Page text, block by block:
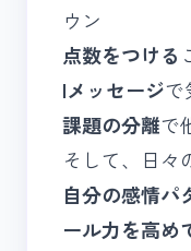
ウン
点数をつける
Iメッセージで
課題の分離で
そして、日々
自分の感情パ
ール力を高め